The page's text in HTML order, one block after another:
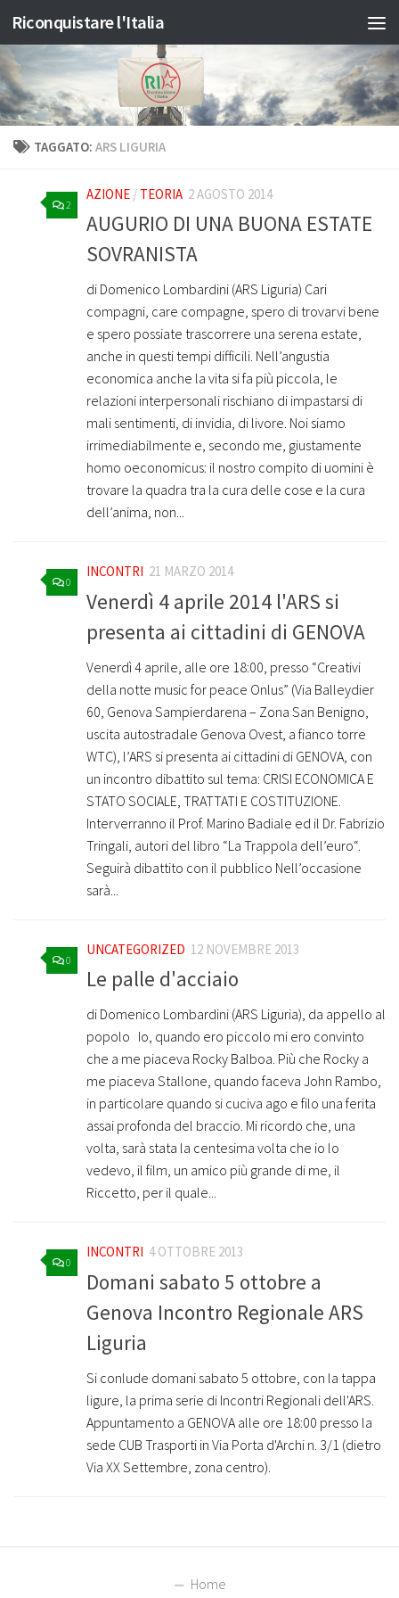
Salta al contenuto
Riconquistare l'Italia
TAGGATO: ARS LIGURIA
2
AZIONE / TEORIA 2 AGOSTO 2014
AUGURIO DI UNA BUONA ESTATE
SOVRANISTA
di Domenico Lombardini (ARS Liguria) Cari
compagni, care compagne, spero di trovarvi bene
e spero possiate trascorrere una serena estate,
anche in questi tempi difficili. Nell’angustia
economica anche la vita si fa più piccola, le
relazioni interpersonali rischiano di impastarsi di
mali sentimenti, di invidia, di livore. Noi siamo
irrimediabilmente e, secondo me, giustamente
homo oeconomicus: il nostro compito di uomini è
trovare la quadra tra la cura delle cose e la cura
dell’anima, non...
0
INCONTRI 21 MARZO 2014
Venerdì 4 aprile 2014 l'ARS si
presenta ai cittadini di GENOVA
Venerdì 4 aprile, alle ore 18:00, presso “Creativi
della notte music for peace Onlus” (Via Balleydier
60, Genova Sampierdarena – Zona San Benigno,
uscita autostradale Genova Ovest, a fianco torre
WTC), l’ARS si presenta ai cittadini di GENOVA, con
un incontro dibattito sul tema: CRISI ECONOMICA E
STATO SOCIALE, TRATTATI E COSTITUZIONE.
Interverranno il Prof. Marino Badiale ed il Dr. Fabrizio
Tringali, autori del libro “La Trappola dell’euro“.
Seguirà dibattito con il pubblico Nell’occasione
sarà...
0
UNCATEGORIZED 12 NOVEMBRE 2013
Le palle d'acciaio
di Domenico Lombardini (ARS Liguria), da appello al
popolo Io, quando ero piccolo mi ero convinto
che a me piaceva Rocky Balboa. Più che Rocky a
me piaceva Stallone, quando faceva John Rambo,
in particolare quando si cuciva ago e filo una ferita
assai profonda del braccio. Mi ricordo che, una
volta, sarà stata la centesima volta che io lo
vedevo, il film, un amico più grande di me, il
Riccetto, per il quale...
0
INCONTRI 4 OTTOBRE 2013
Domani sabato 5 ottobre a
Genova Incontro Regionale ARS
Liguria
Si conlude domani sabato 5 ottobre, con la tappa
ligure, la prima serie di Incontri Regionali dell'ARS.
Appuntamento a GENOVA alle ore 18:00 presso la
sede CUB Trasporti in Via Porta d'Archi n. 3/1 (dietro
Via XX Settembre, zona centro).
Home